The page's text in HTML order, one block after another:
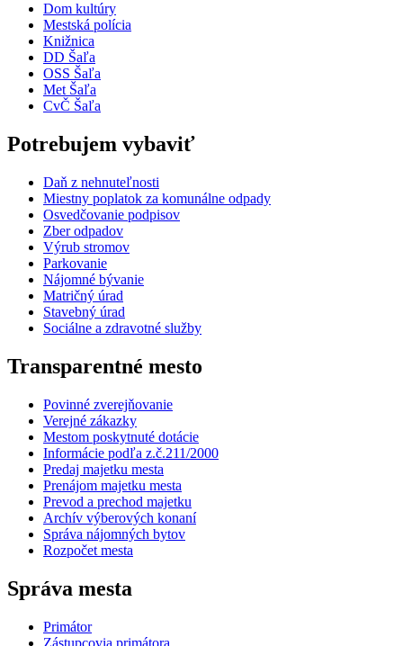
Dom kultúry
Mestská polícia
Knižnica
DD Šaľa
OSS Šaľa
Met Šaľa
CvČ Šaľa
Potrebujem vybaviť
Daň z nehnuteľnosti
Miestny poplatok za komunálne odpady
Osvedčovanie podpisov
Zber odpadov
Výrub stromov
Parkovanie
Nájomné bývanie
Matričný úrad
Stavebný úrad
Sociálne a zdravotné služby
Transparentné mesto
Povinné zverejňovanie
Verejné zákazky
Mestom poskytnuté dotácie
Informácie podľa z.č.211/2000
Predaj majetku mesta
Prenájom majetku mesta
Prevod a prechod majetku
Archív výberových konaní
Správa nájomných bytov
Rozpočet mesta
Správa mesta
Primátor
Zástupcovia primátora